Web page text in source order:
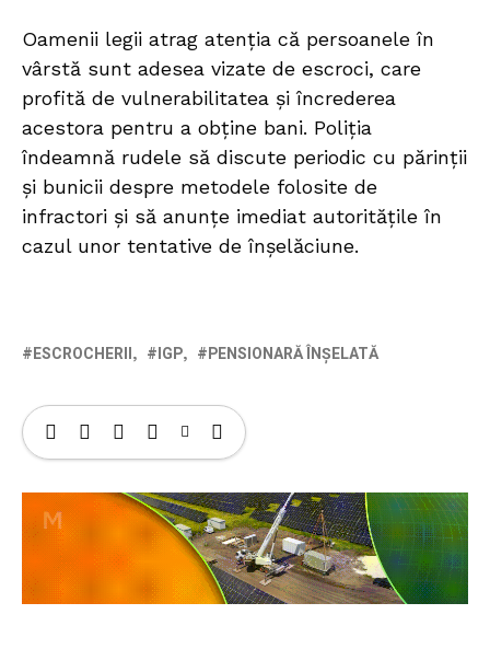
Oamenii legii atrag atenția că persoanele în
vârstă sunt adesea vizate de escroci, care
profită de vulnerabilitatea și încrederea
acestora pentru a obține bani. Poliția
îndeamnă rudele să discute periodic cu părinții
și bunicii despre metodele folosite de
infractori și să anunțe imediat autoritățile în
cazul unor tentative de înșelăciune.
ESCROCHERII IGP PENSIONARĂ ÎNȘELATĂ